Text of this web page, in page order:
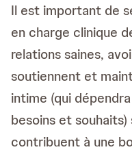
Il est important de
en charge clinique
relations saines,
soutiennent et
intime (qui
besoins et
contribuent à une